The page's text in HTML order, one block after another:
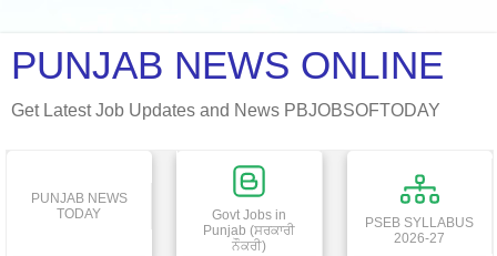
PUNJAB NEWS ONLINE
Get Latest Job Updates and News PBJOBSOFTODAY
PUNJAB NEWS
TODAY
Govt Jobs in
Punjab (ਸਰਕਾਰੀ
ਨੌਕਰੀ)
PSEB SYLLABUS
2026-27